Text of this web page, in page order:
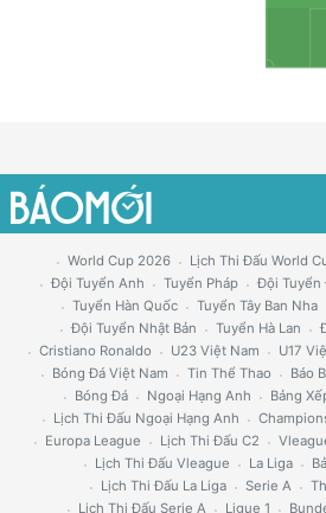
World Cup 2026 Lịch Thi Đấu World
Đội Tuyển Anh
Tuyển Pháp Đội Tuyển
Tuyển Hàn Quốc
Tuyển Tây Ban Nha
Đội Tuyển Nhật Bản
Tuyển Hà Lan
Cristiano Ronaldo
U23 Việt Nam U17
Bóng Đá Việt Nam
Tin Thể Thao Báo
Bóng Đá
Ngoại Hạng Anh
Bảng
Lịch Thi Đấu Ngoại Hạng Anh
Europa League
Lịch Thi Đấu C2
Lịch Thi Đấu Vleague
La Liga
Lịch Thi Đấu La Liga
Serie A
Lịch Thi Đấu Serie A
Ligue 1